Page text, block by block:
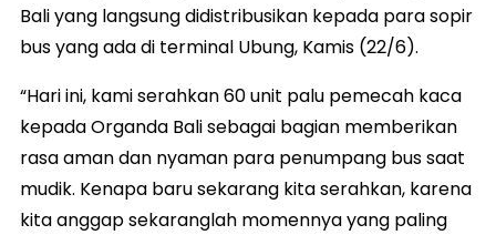
Bali yang langsung didistribusikan kepada para sopir
bus yang ada di terminal Ubung, Kamis (22/6).
“Hari ini, kami serahkan 60 unit palu pemecah kaca
kepada Organda Bali sebagai bagian memberikan
rasa aman dan nyaman para penumpang bus saat
mudik. Kenapa baru sekarang kita serahkan, karena
kita anggap sekaranglah momennya yang paling